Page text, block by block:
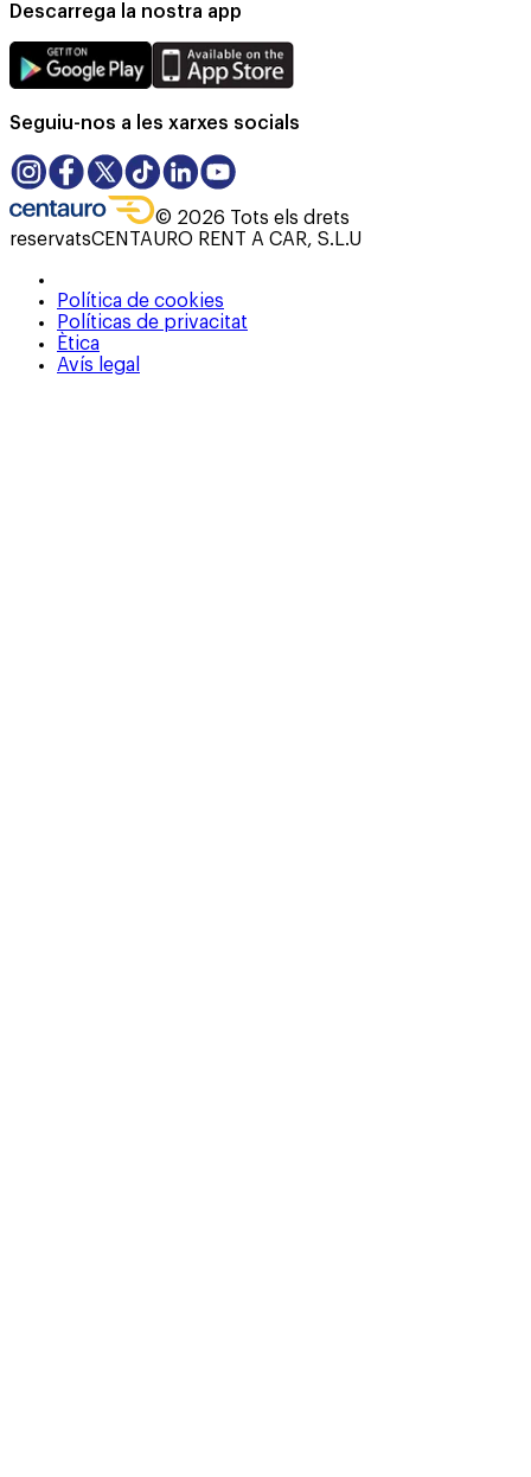
Descarrega la nostra app
Seguiu-nos a les xarxes socials
© 2026 Tots els drets
reservatsCENTAURO RENT A CAR, S.L.U
Política de cookies
Políticas de privacitat
Ètica
Avís legal